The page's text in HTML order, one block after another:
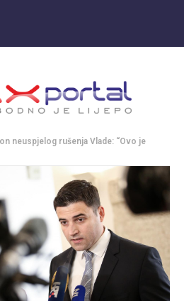
neuspjelog rušenja Vlade: “Ovo je